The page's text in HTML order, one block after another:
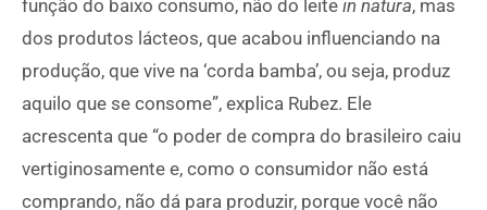
função do baixo consumo, não do leite in natura, mas
dos produtos lácteos, que acabou influenciando na
produção, que vive na ‘corda bamba’, ou seja, produz
aquilo que se consome”, explica Rubez. Ele
acrescenta que “o poder de compra do brasileiro caiu
vertiginosamente e, como o consumidor não está
comprando, não dá para produzir, porque você não